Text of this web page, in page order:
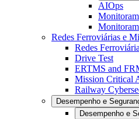
AIOps
Redes Ferroviárias e
Redes
Drive Test
ERTMS and
Mission Critical
Railway
Desempenho e
Desempenho e